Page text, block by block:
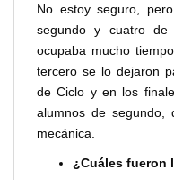
No estoy seguro,
segundo y cuatro de
ocupaba mucho
tercero se lo dejaron
de Ciclo y en los
alumnos de
mecánica.
¿Cuáles fueron